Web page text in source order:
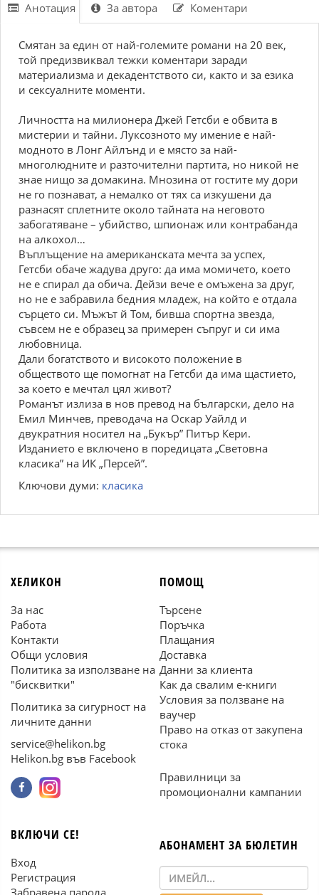
Анотация За автора Коментари
Смятан за един от най-големите романи на 20 век,
той предизвиквал тежки коментари заради
материализма и декадентството си, както и за езика
и сексуалните моменти.
Личността на милионера Джей Гетсби е обвита в
мистерии и тайни. Луксозното му имение е най-
модното в Лонг Айлънд и е място за най-
многолюдните и разточителни партита, но никой не
знае нищо за домакина. Мнозина от гостите му дори
не го познават, а немалко от тях са изкушени да
разнасят сплетните около тайната на неговото
забогатяване – убийство, шпионаж или контрабанда
на алкохол…
Въплъщение на американската мечта за успех,
Гетсби обаче жадува друго: да има момичето, което
не е спирал да обича. Дейзи вече е омъжена за друг,
но не е забравила бедния младеж, на който е отдала
сърцето си. Мъжът й Том, бивша спортна звезда,
съвсем не е образец за примерен съпруг и си има
любовница.
Дали богатството и високото положение в
обществото ще помогнат на Гетсби да има щастието,
за което е мечтал цял живот?
Романът излиза в нов превод на български, дело на
Емил Минчев, преводача на Оскар Уайлд и
двукратния носител на „Букър” Питър Кери.
Изданието е включено в поредицата „Световна
класика” на ИК „Персей”.
Ключови думи: класика
ХЕЛИКОН
За нас
Работа
Контакти
Общи условия
Политика за използване на
"бисквитки"
Политика за сигурност на
личните данни
service@helikon.bg
Helikon.bg във Facebook
ПОМОЩ
Търсене
Поръчка
Плащания
Доставка
Данни за клиента
Как да свалим е-книги
Условия за ползване на
ваучер
Право на отказ от закупена
стока
Правилници за
промоционални кампании
ВКЛЮЧИ СЕ!
Вход
Регистрация
Забравена парола
АБОНАМЕНТ ЗА БЮЛЕТИН